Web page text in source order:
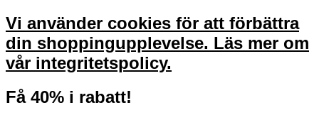
Vi använder cookies för att förbättra
din shoppingupplevelse. Läs mer om
vår integritetspolicy.
Få 40% i rabatt!